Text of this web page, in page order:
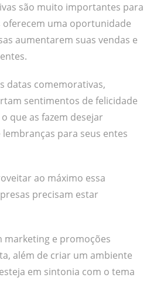
são muito importantes para
oferecem uma oportunidade
aumentarem suas vendas e
datas comemorativas,
sentimentos de felicidade
que as fazem desejar
para seus entes
ao máximo essa
precisam estar
marketing e promoções
além de criar um ambiente
em sintonia com o tema